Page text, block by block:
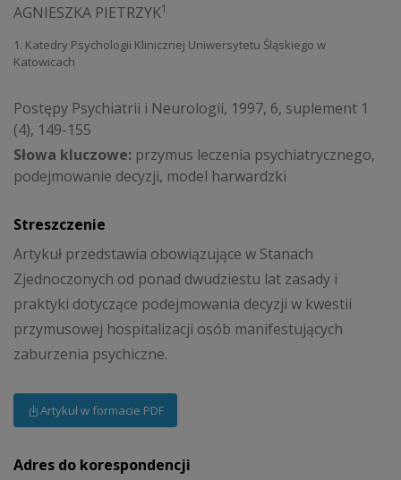
AGNIESZKA PIETRZYK1
1. Katedry Psychologii Klinicznej Uniwersytetu Śląskiego w
Katowicach
Postępy Psychiatrii i Neurologii, 1997, 6, suplement 1
(4), 149-155
Słowa kluczowe: przymus leczenia psychiatrycznego,
podejmowanie decyzji, model harwardzki
Streszczenie
Artykuł przedstawia obowiązujące w Stanach
Zjednoczonych od ponad dwudziestu lat zasady i
praktyki dotyczące podejmowania decyzji w kwestii
przymusowej hospitalizacji osób manifestujących
zaburzenia psychiczne.
Artykuł w formacie PDF
Adres do korespondencji